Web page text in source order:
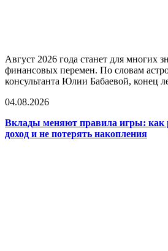
Август 2026 года станет для многих
финансовых перемен. По словам
консультанта Юлии Бабаевой, конец
04.08.2026
Вклады меняют правила игры: как
доход и не потерять накопления